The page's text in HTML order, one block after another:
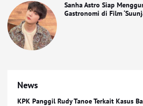
Sanha Astro Siap
Gastronomi di Film
News
KPK Panggil Rudy Tanoe Terkait Kasus